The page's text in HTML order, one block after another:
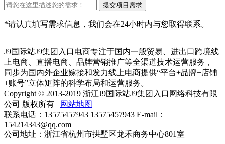
*请认真填写需求信息，我们会在24小时内与您取得联系。
J9国际站J9集团入口电商专注于国内一般贸易、进出口跨境线
上电商、直播电商、品牌营销推广等全渠道技术运营服务，
同步为国内外企业嫁接和发力线上电商提供“平台+品牌+店铺
+账号”立体矩阵的科学布局和运营服务。
Copyright © 2013-2019 浙江J9国际站J9集团入口网络科技有限
公司 版权所有
网站地图
联系电话：13575457943 13575457943 E-mail：
154214343@qq.com
公司地址：浙江省杭州市拱墅区龙禾商务中心801室